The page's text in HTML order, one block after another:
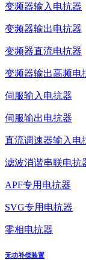
变频器输入电抗器
变频器输出电抗器
变频器直流电抗器
变频器输出高频电
伺服输入电抗器
伺服输出电抗器
直流调速器输入电
滤波消谐串联电抗
APF专用电抗器
SVG专用电抗器
零相电抗器
无功补偿装置